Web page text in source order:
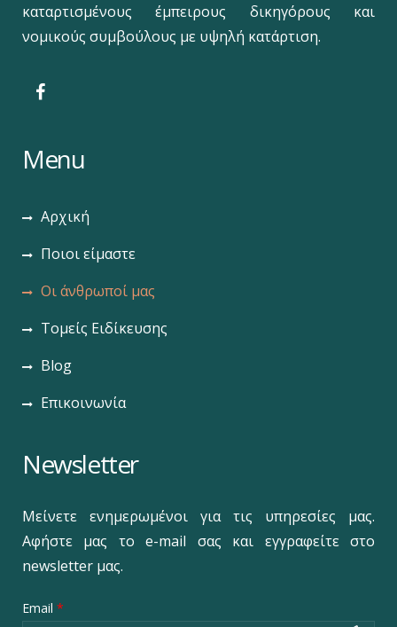
καταρτισμένους έμπειρους δικηγόρους και
νομικούς συμβούλους με υψηλή κατάρτιση.
Menu
Αρχική
Ποιοι είμαστε
Οι άνθρωποί μας
Τομείς Ειδίκευσης
Blog
Επικοινωνία
Newsletter
Μείνετε ενημερωμένοι για τις υπηρεσίες μας.
Αφήστε μας το e-mail σας και εγγραφείτε στο
newsletter μας.
Email *